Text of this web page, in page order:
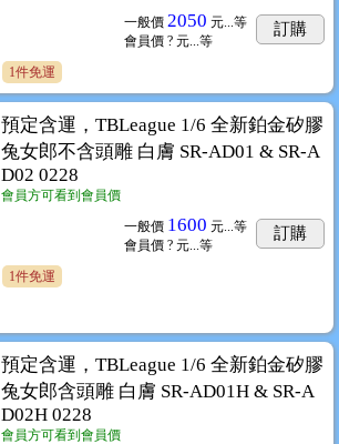
一般價 2050 元... 等
會員價 ? 元... 等
訂購
1件免運
預定含運，TBLeague 1/6 全新鉑金矽膠
兔女郎不含頭雕 白膚 SR-AD01 & SR-A
D02 0228
會員方可看到會員價
一般價 1600 元... 等
會員價 ? 元... 等
訂購
1件免運
預定含運，TBLeague 1/6 全新鉑金矽膠
兔女郎含頭雕 白膚 SR-AD01H & SR-A
D02H 0228
會員方可看到會員價